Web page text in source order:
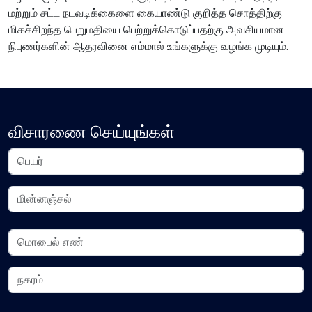
மற்றும் சட்ட நடவடிக்கைளை கையாண்டு குறித்த சொத்திற்கு
மிகச்சிறந்த பெறுமதியை பெற்றுக்கொடுப்பதற்கு அவசியமான
நிபுணர்களின் ஆதரவினை எம்மால் உங்களுக்கு வழங்க முடியும்.
விசாரணை செய்யுங்கள்
Content Adjustments
open_in_fullContent Scaling
text_fields_alt
Readable Font
title
Highlight Titles